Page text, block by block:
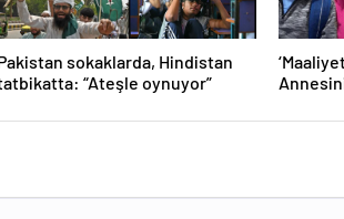
sokaklarda, Hindistan
“Ateşle oynuyor”